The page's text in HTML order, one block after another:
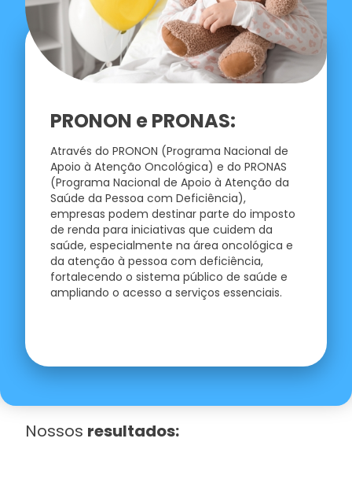
PRONON e PRONAS:
Através do PRONON (Programa Nacional de
Apoio à Atenção Oncológica) e do PRONAS
(Programa Nacional de Apoio à Atenção da
Saúde da Pessoa com Deficiência),
empresas podem destinar parte do imposto
de renda para iniciativas que cuidem da
saúde, especialmente na área oncológica e
da atenção à pessoa com deficiência,
fortalecendo o sistema público de saúde e
ampliando o acesso a serviços essenciais.
Nossos resultados: